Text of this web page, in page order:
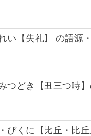
い【失礼】 の語源
つどき【丑三つ時
びくに【比丘・比丘